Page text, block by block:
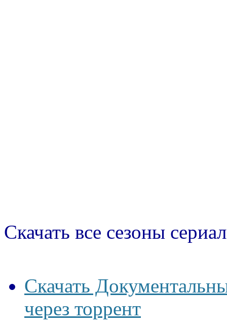
Скачать все сезоны
Скачать
через торрент